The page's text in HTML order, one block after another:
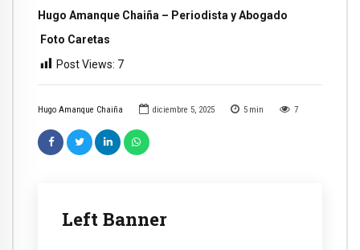
Hugo Amanque Chaiña diciembre 5, 2025 5 min 7
Left Banner
Hugo Amanque Chaiña – Periodista y Abogado
Foto Caretas
Post Views: 7